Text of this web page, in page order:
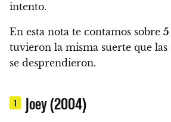
intento.
En esta nota te contamos sobre 5
tuvieron la misma suerte que las
se desprendieron.
1 Joey (2004)